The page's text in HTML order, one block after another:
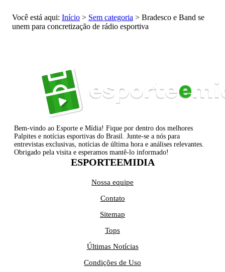
Você está aqui: Início > Sem categoria > Bradesco e Band se
unem para concretização de rádio esportiva
Bem-vindo ao Esporte e Mídia! Fique por dentro dos melhores
Palpites e notícias esportivas do Brasil. Junte-se a nós para
entrevistas exclusivas, notícias de última hora e análises relevantes.
Obrigado pela visita e esperamos mantê-lo informado!
ESPORTEEMIDIA
Nossa equipe
Contato
Sitemap
Tops
Últimas Notícias
Condições de Uso